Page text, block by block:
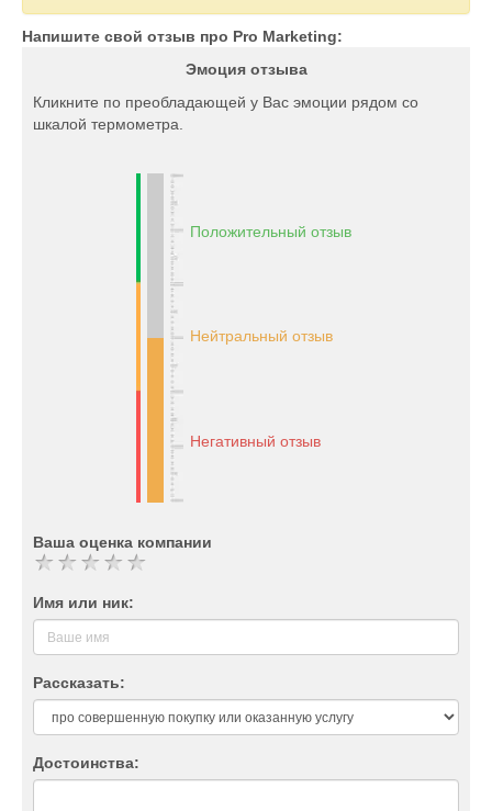
Напишите свой отзыв про Pro Marketing:
Эмоция отзыва
Кликните по преобладающей у Вас эмоции рядом со
шкалой термометра.
Положительный отзыв
Нейтральный отзыв
Негативный отзыв
Ваша оценка компании
Имя или ник:
Рассказать:
Достоинства: